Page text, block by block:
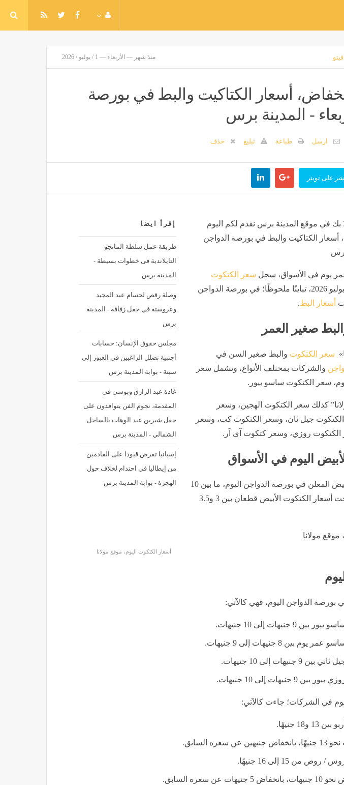
فيتو منذ شهر — الأربعاء — 1 / يوليو / 2026
أسعار الكتاكيت والبط في بورصة
- المدينة برس
ارسل طباعة تبليغ حذف
على تويتر
إقرأ ايضا
طريقة عمل سلطة المانجو
التايلاندية فى خطوات بسيطة -
المدينة برس
وصلة رقص لحسام عبد المجيد
وعروسته في حفل زفافه - المدينة
برس
مجلس حقوق الإنسان: حسابات
أجنبية تضلل الراغبين في العبور إلى
سبتة - بوابة المدينة برس
غادة عبد الرازق وبوسي في
المقدمة، نجوم الفن يتوافدون على
حفل شيرين عبد الوهاب بالساحل
الشمالي - المدينة برس
إسبانيا تفرض قيودا على القادمين
من إيطاليا في احتدام لخلاف حول
الهجرة - بوابة المدينة برس
بك في موقع المدينة برس نقدم لكم اليوم
أسعار الكتاكيت والبط في بورصة الدواجن
برس
يوم في الأسواق، سجل سعر الكتكوت
، اليوم الأربعاء 1 يوليو 2026، تباينًا ملحوظًا؛ في بورصة الدواجن
أسعار البط.
صغير العمر
سعر الكتكوت والبط صغير السن في
والشركات بمختلف الأنواع، وتشمل سعر
سعر الكتكوت ساسو بيور.
كذلك سعر الكتكوت الهجين، وسعر
الكتكوت جيل ثان، وسعر الكتكوت كب، وسعر
الكتكوت روزي، وسعر كتكوت آي آر.
اليوم في الأسواق
تراوح سعر الكتكوت الأبيض المعلن في بورصة الدواجن اليوم، ما بين 10
.5
أسعار الكتكوت اليوم، موقع مولانا
بورصة الدواجن اليوم، فهي كالآتي:
جنيهات إلى 10 جنيهات.
بين 8 جنيهات إلى 9 جنيهات.
إلى 10 جنيهات.
جنيهات إلى 10 جنيهات.
في الشركات؛ جاءت كالآتي:
جنيهًا.
السابق.
من 15 إلى 16 جنيهًا.
عن سعره السابق.